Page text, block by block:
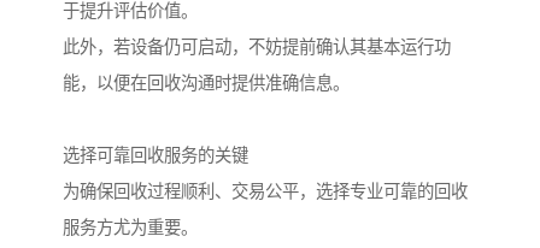
于提升评估价值。
此外，若设备仍可启动，不妨提前确认其基本运行功
能，以便在回收沟通时提供准确信息。
选择可靠回收服务的关键
为确保回收过程顺利、交易公平，选择专业可靠的回收
服务方尤为重要。